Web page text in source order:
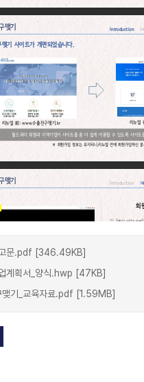
고문.pdf [346.49KB]
계획서_양식.hwp [47KB]
맺기_교육자료.pdf [1.59MB]